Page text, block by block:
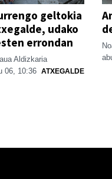
geltokia
udako
errondan
Aldizkaria
06, 10:36 ATXEGALDE